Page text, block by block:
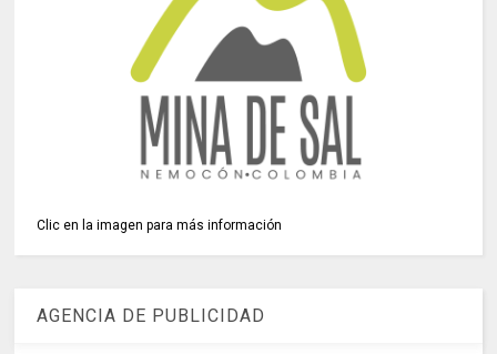
Clic en la imagen para más información
AGENCIA DE PUBLICIDAD